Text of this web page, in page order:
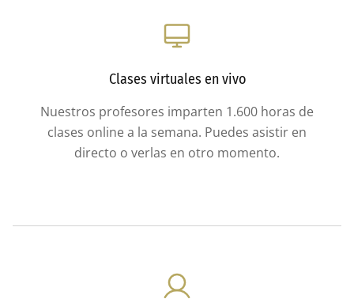
Clases virtuales en vivo
Nuestros profesores imparten 1.600 horas de
clases online a la semana. Puedes asistir en
directo o verlas en otro momento.